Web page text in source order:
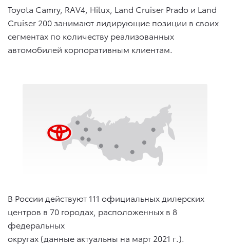
Toyota Camry, RAV4, Hilux, Land Cruiser Prado и Land
Cruiser 200 занимают лидирующие позиции в своих
сегментах по количеству реализованных
автомобилей корпоративным клиентам.
В России действуют 111 официальных дилерских
центров в 70 городах, расположенных в 8
федеральных
округах (данные актуальны на март 2021 г.).